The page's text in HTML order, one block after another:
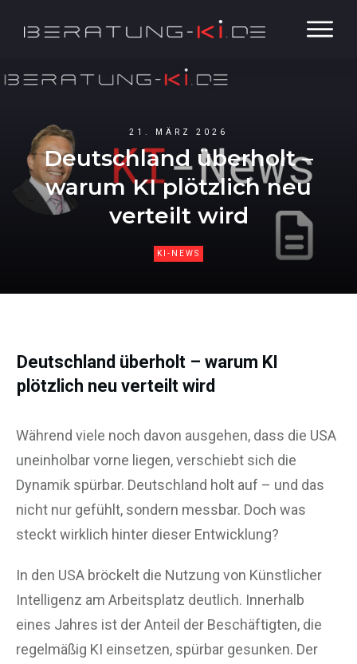
21. MÄRZ 2026
Deutschland überholt –
warum KI plötzlich neu
verteilt wird
KI-NEWS
Deutschland überholt – warum KI
plötzlich neu verteilt wird
Während viele noch davon ausgehen, dass die USA
uneinholbar vorne liegen, verschiebt sich die
Dynamik spürbar. Deutschland holt auf – und das
nicht nur gefühlt, sondern messbar. Doch was
steckt wirklich hinter dieser Entwicklung?
In den USA bröckelt die Nutzung von Künstlicher
Intelligenz am Arbeitsplatz deutlich. Innerhalb
eines Jahres ist der Anteil der Beschäftigten, die
regelmäßig KI einsetzen, spürbar gesunken. Der